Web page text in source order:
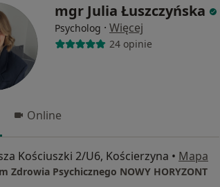
mgr Julia Łuszczyńska
Psycholog · Więcej
24 opinie
Online
Kościuszki 2/U6, Kościerzyna • Mapa
Zdrowia Psychicznego NOWY HORYZONT